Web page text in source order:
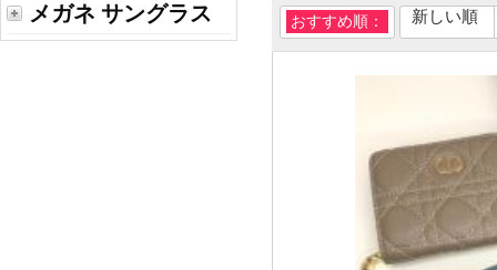
メガネ サングラス
おすすめ順： 新しい順